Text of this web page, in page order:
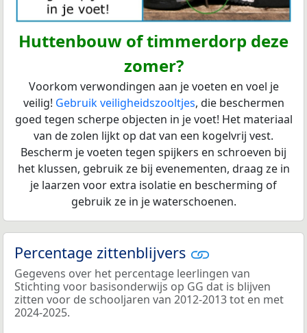
Huttenbouw of timmerdorp deze
zomer?
Voorkom verwondingen aan je voeten en voel je
veilig! Gebruik veiligheidszooltjes, die beschermen
goed tegen scherpe objecten in je voet! Het materiaal
van de zolen lijkt op dat van een kogelvrij vest.
Bescherm je voeten tegen spijkers en schroeven bij
het klussen, gebruik ze bij evenementen, draag ze in
je laarzen voor extra isolatie en bescherming of
gebruik ze in je waterschoenen.
Percentage zittenblijvers
Gegevens over het percentage leerlingen van
Stichting voor basisonderwijs op GG dat is blijven
zitten voor de schooljaren van 2012-2013 tot en met
2024-2025.